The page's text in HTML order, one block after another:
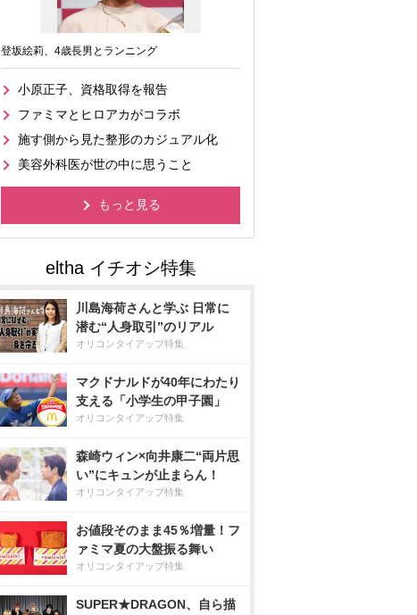
登坂絵莉、4歳長男とランニング
小原正子、資格取得を報告
ファミマとヒロアカがコラボ
施す側から見た整形のカジュアル化
美容外科医が世の中に思うこと
もっと見る
川島海荷さんと学ぶ 日常に
潜む“人身取引”のリアル
オリコンタイアップ特集
マクドナルドが40年にわたり
支える「小学生の甲子園」
オリコンタイアップ特集
森崎ウィン×向井康二“両片思
い”にキュンが止まらん！
オリコンタイアップ特集
お値段そのまま45％増量！フ
ァミマ夏の大盤振る舞い
オリコンタイアップ特集
SUPER★DRAGON、自ら描